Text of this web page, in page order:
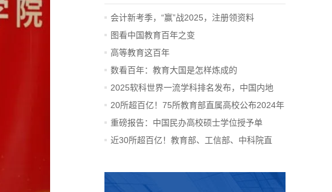
会计新考季，“赢”战2025，注册领资料
图看中国教育百年之变
高等教育这百年
数看百年：教育大国是怎样炼成的
2025软科世界一流学科排名发布，中国内地
14...
20所超百亿！75所教育部直属高校公布2024年
决算
重磅报告：中国民办高校硕士学位授予单
位、...
近30所超百亿！教育部、工信部、中科院直